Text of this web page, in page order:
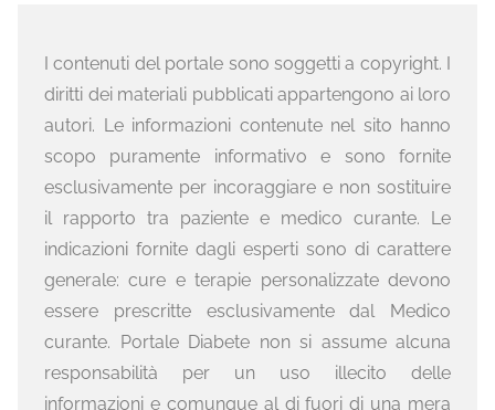
I contenuti del portale sono soggetti a copyright. I
diritti dei materiali pubblicati appartengono ai loro
autori. Le informazioni contenute nel sito hanno
scopo puramente informativo e sono fornite
esclusivamente per incoraggiare e non sostituire
il rapporto tra paziente e medico curante. Le
indicazioni fornite dagli esperti sono di carattere
generale: cure e terapie personalizzate devono
essere prescritte esclusivamente dal Medico
curante. Portale Diabete non si assume alcuna
responsabilità per un uso illecito delle
informazioni e comunque al di fuori di una mera